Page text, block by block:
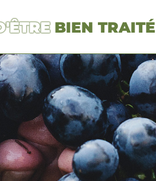
BIEN